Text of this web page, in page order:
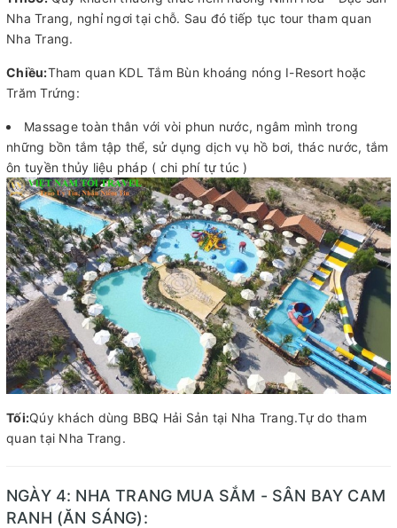
Nha Trang, nghỉ ngơi tại chỗ. Sau đó tiếp tục tour tham quan
Nha Trang.
Chiều:Tham quan KDL Tắm Bùn khoáng nóng I-Resort hoặc
Trăm Trứng:
Massage toàn thân với vòi phun nước, ngâm mình trong
những bồn tắm tập thể, sử dụng dịch vụ hồ bơi, thác nước, tắm
ôn tuyền thủy liệu pháp ( chi phí tự túc )
Tối:Qúy khách dùng BBQ Hải Sản tại Nha Trang.Tự do tham
quan tại Nha Trang.
NGÀY 4: NHA TRANG MUA SẮM - SÂN BAY CAM
RANH (ĂN SÁNG):